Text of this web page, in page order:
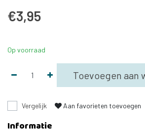
€3,95
Op voorraad
Toevoegen aan
Vergelijk Aan favorieten toevoegen
Informatie